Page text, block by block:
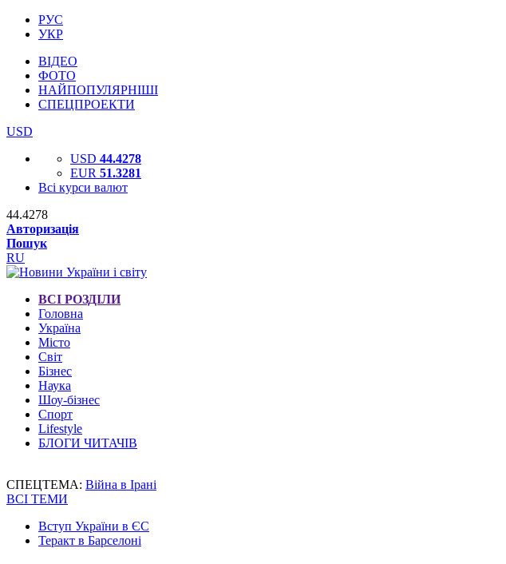
РУС
УКР
ВІДЕО
ФОТО
НАЙПОПУЛЯРНІШІ
СПЕЦПРОЕКТИ
USD
USD 44.4278
EUR 51.3281
Всі курси валют
44.4278
Авторизація
Пошук
RU
ВСІ РОЗДІЛИ
Головна
Україна
Місто
Світ
Бізнес
Наука
Шоу-бізнес
Спорт
Lifestyle
БЛОГИ ЧИТАЧІВ
СПЕЦТЕМА: Війна в Ірані
ВСІ ТЕМИ
Вступ України в ЄС
Теракт в Барселоні